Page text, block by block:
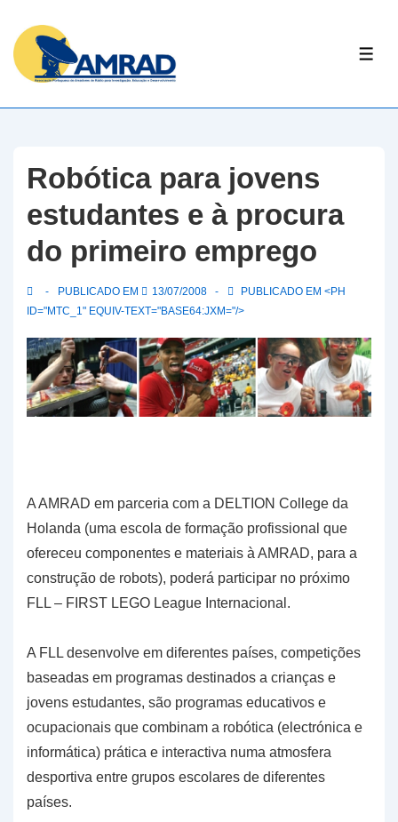
Skip
Content
Robótica para jovens
estudantes e à procura
do primeiro emprego
PUBLICADO EM 13/07/2008
PUBLICADO EM <PH
ID="MTC_1" EQUIV-TEXT="BASE64:JXM="/>
A AMRAD em parceria com a DELTION College da
Holanda (uma escola de formação profissional que
ofereceu componentes e materiais à AMRAD, para a
construção de robots), poderá participar no próximo
FLL – FIRST LEGO League Internacional.
A FLL desenvolve em diferentes países, competições
baseadas em programas destinados a crianças e
jovens estudantes, são programas educativos e
ocupacionais que combinam a robótica (electrónica e
informática) prática e interactiva numa atmosfera
desportiva entre grupos escolares de diferentes
países.